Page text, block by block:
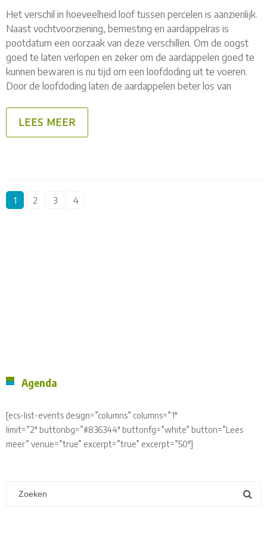
Het verschil in hoeveelheid loof tussen percelen is aanzienlijk.
Naast vochtvoorziening, bemesting en aardappelras is
pootdatum een oorzaak van deze verschillen. Om de oogst
goed te laten verlopen en zeker om de aardappelen goed te
kunnen bewaren is nu tijd om een loofdoding uit te voeren.
Door de loofdoding laten de aardappelen beter los van
LEES MEER
1 2 3 4
Agenda
[ecs-list-events design=”columns” columns=”1″
limit=”2″ buttonbg=”#836344″ buttonfg=”white” button=”Lees
meer” venue=”true” excerpt=”true” excerpt=”50″]